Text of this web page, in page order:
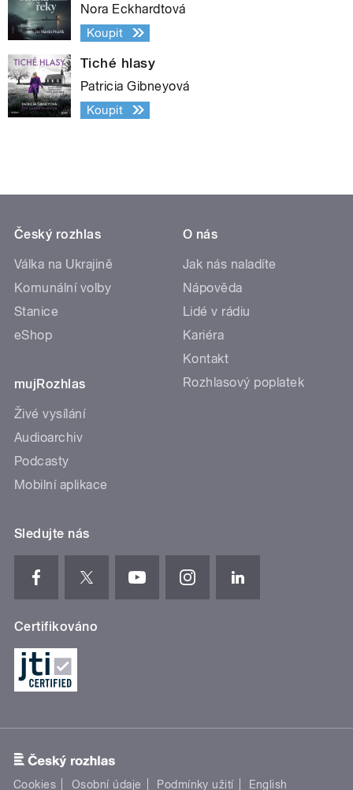
Nora Eckhardtová
Koupit
Tiché hlasy
Patricia Gibneyová
Koupit
Český rozhlas
Válka na Ukrajině
Komunální volby
Stanice
eShop
mujRozhlas
Živé vysílání
Audioarchiv
Podcasty
Mobilní aplikace
O nás
Jak nás naladíte
Nápověda
Lidé v rádiu
Kariéra
Kontakt
Rozhlasový poplatek
Sledujte nás
Certifikováno
Cookies Osobní údaje Podmínky užití English